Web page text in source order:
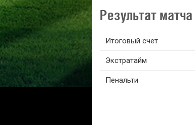
Результат матча
Итоговый счет
Экстратайм
Пенальти